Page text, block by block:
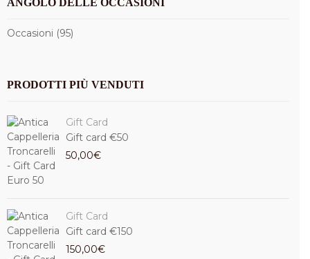
Occasioni (95)
PRODOTTI PIÙ VENDUTI
Gift Card
Gift card €50
50,00€
Gift Card
Gift card €150
150,00€